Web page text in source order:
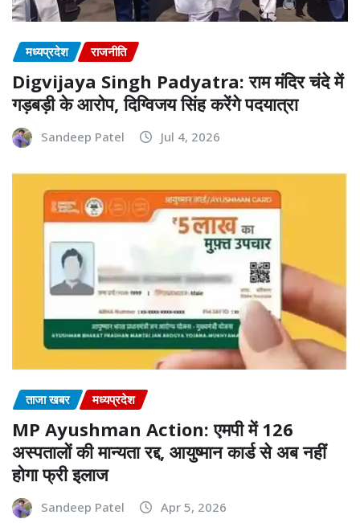
मध्यप्रदेश राजनीति
Digvijaya Singh Padyatra: राम मंदिर चंदे में
गड़बड़ी के आरोप, दिग्विजय सिंह करेंगे पदयात्रा
Sandeep Patel Jul 4, 2026
ताजा खबर मध्यप्रदेश
MP Ayushman Action: एमपी में 126
अस्पतालों की मान्यता रद्द, आयुष्मान कार्ड से अब नहीं
होगा फ्री इलाज
Sandeep Patel Apr 5, 2026